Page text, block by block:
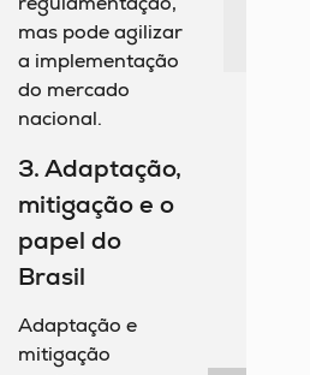
mas pode agilizar
a implementação
do mercado
nacional.
3. Adaptação,
mitigação e o
papel do
Brasil
Adaptação e
mitigação